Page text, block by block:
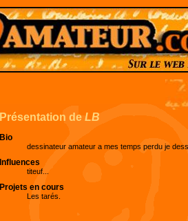
Présentation de LB
Bio
dessinateur amateur a mes temps perdu je
Influences
titeuf...
Projets en cours
Les tarés.